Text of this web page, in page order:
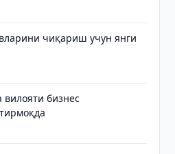
чиқариш учун янги
вилояти бизнес